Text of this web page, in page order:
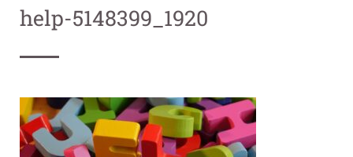
help-5148399_1920